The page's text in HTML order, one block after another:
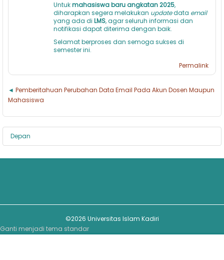
Untukmahasiswa baru angkatan 2025,
diharapkan segera melakukan updatedata email
yang ada di LMS, agar seluruh informasi dan
notifikasi dapat diterima dengan baik.
Selamat berproses dan semoga sukses di
semester ini.
Permalink
Pemberitahuan Perubahan Data Email Pada Akun Dosen Maupun
Mahasiswa
Depan
©2026 Universitas Islam Kadiri
Ganti menjadi tema standar